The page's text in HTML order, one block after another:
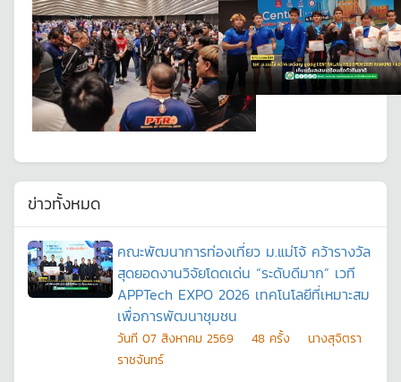
ข่าวทั้งหมด
คณะพัฒนาการท่องเที่ยว ม.แม่โจ้ คว้ารางวัล
สุดยอดงานวิจัยโดดเด่น “ระดับดีมาก” เวที
APPTech EXPO 2026 เทคโนโลยีที่เหมาะสม
เพื่อการพัฒนาชุมชน
วันที 07 สิงหาคม 2569 48 ครั้ง
นางสุจิตรา
ราชจันทร์